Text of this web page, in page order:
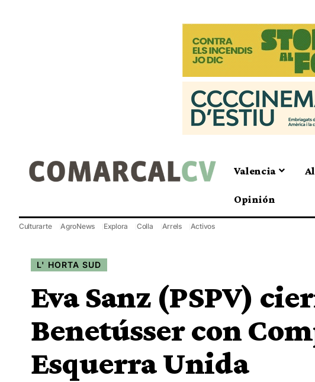
Valencia
Opinión
Culturarte AgroNews Explora Colla Arrels Activos
L' HORTA SUD
Eva Sanz (PSPV)
Benetússer con
Esquerra Unida